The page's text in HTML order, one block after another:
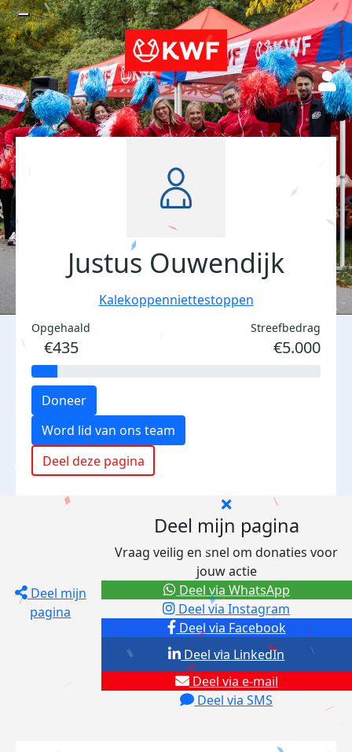
Justus Ouwendijk
Kalekoppenniettestoppen
Opgehaald
€435
Streefbedrag
€5.000
Doneer
Word lid van ons team
Deel deze pagina
Deel mijn
pagina
Deel mijn pagina
Vraag veilig en snel om donaties voor
jouw actie
Deel via Facebook
Deel via Instagram
Deel via e-mail
Deel via SMS
Deel via LinkedIn
Deel via WhatsApp